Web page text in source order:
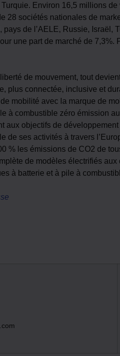
Environ 16,5 millions
28 sociétés nationales de
de l’AELE, Russie, Israël,
une part de marché de 7,3%.
de mouvement, tout
plus connectée, inclusive et
mobilité avec la marque de
à combustible zéro émission
aux objectifs de
de ses activités à travers
% les émissions de CO2 de
de modèles électrifiés
à batterie et à pile à